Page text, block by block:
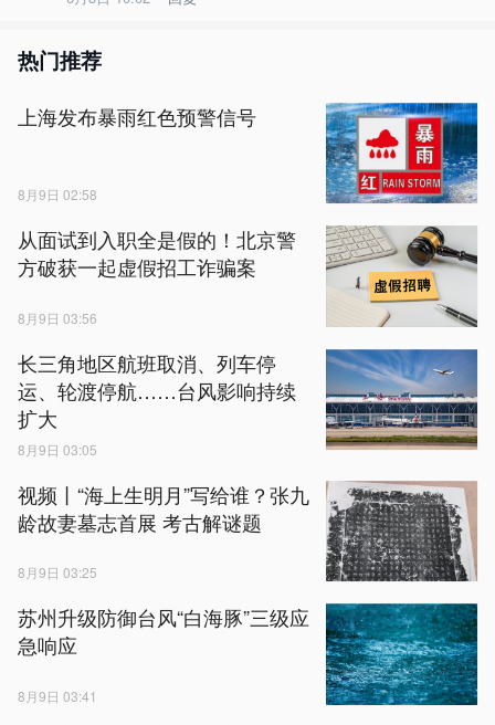
热门推荐
上海发布暴雨红色预警信号
8月9日 02:58
从面试到入职全是假的！北京警
方破获一起虚假招工诈骗案
8月9日 03:56
长三角地区航班取消、列车停
运、轮渡停航……台风影响持续
扩大
8月9日 03:05
视频丨“海上生明月”写给谁？张九
龄故妻墓志首展 考古解谜题
8月9日 03:25
苏州升级防御台风“白海豚”三级应
急响应
8月9日 03:41